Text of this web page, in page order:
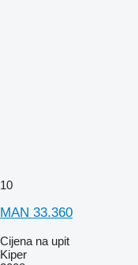
10
MAN 33.360
Cijena na upit
Kiper